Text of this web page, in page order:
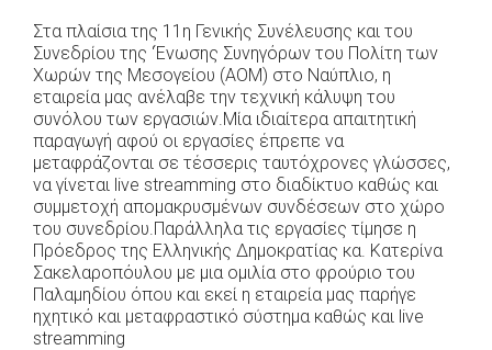
Στα πλαίσια της 11η Γενικής Συνέλευσης και του
Συνεδρίου της ‘Ένωσης Συνηγόρων του Πολίτη των
Χωρών της Μεσογείου (ΑΟΜ) στο Ναύπλιο, η
εταιρεία μας ανέλαβε την τεχνική κάλυψη του
συνόλου των εργασιών.Μία ιδιαίτερα απαιτητική
παραγωγή αφού οι εργασίες έπρεπε να
μεταφράζονται σε τέσσερις ταυτόχρονες γλώσσες,
να γίνεται live streamming στο διαδίκτυο καθώς και
συμμετοχή απομακρυσμένων συνδέσεων στο χώρο
του συνεδρίου.Παράλληλα τις εργασίες τίμησε η
Πρόεδρος της Ελληνικής Δημοκρατίας κα. Κατερίνα
Σακελαροπόυλου με μια ομιλία στο φρούριο του
Παλαμηδίου όπου και εκεί η εταιρεία μας παρήγε
ηχητικό και μεταφραστικό σύστημα καθώς και live
streamming